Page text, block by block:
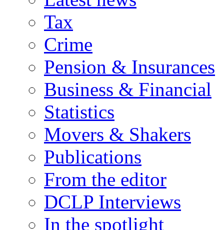
Tax
Crime
Pension & Insurances
Business & Financial
Statistics
Movers & Shakers
Publications
From the editor
DCLP Interviews
In the spotlight